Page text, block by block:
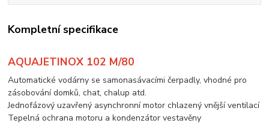
Kompletní specifikace
AQUAJETINOX 102 M/80
Automatické vodárny se samonasávacími čerpadly, vhodné pro
zásobování domků, chat, chalup atd.
Jednofázový uzavřený asynchronní motor chlazený vnější ventilací
Tepelná ochrana motoru a kondenzátor vestavěny